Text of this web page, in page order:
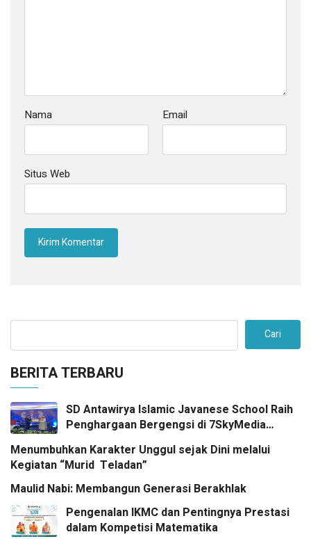
Nama Email
Situs Web
Cari
BERITA TERBARU
SD Antawirya Islamic Javanese School Raih
Penghargaan Bergengsi di 7SkyMedia
Menumbuhkan Karakter Unggul sejak Dini melalui
Kegiatan “Murid Teladan”
Maulid Nabi: Membangun Generasi Berakhlak
Pengenalan IKMC dan Pentingnya Prestasi
dalam Kompetisi Matematika